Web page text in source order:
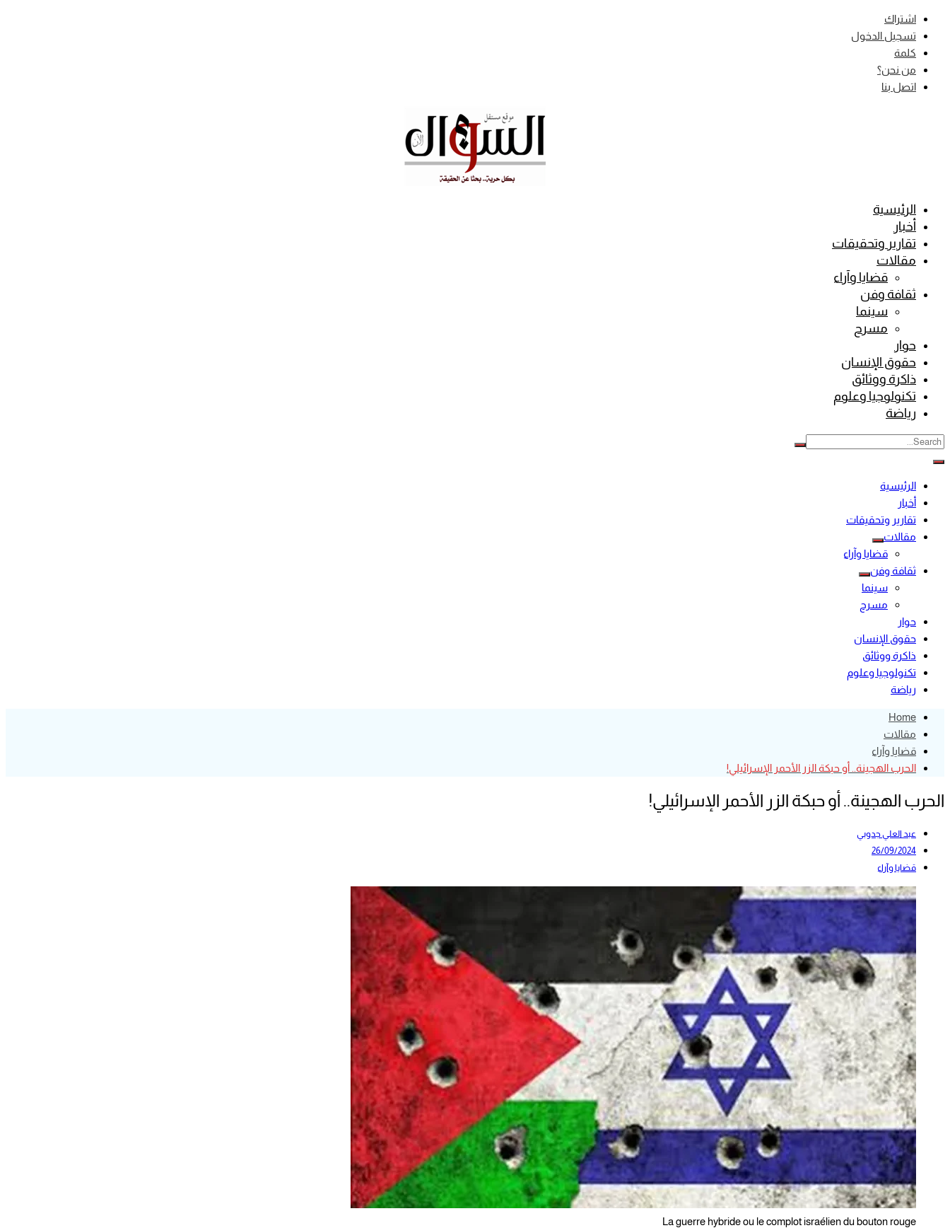
Skip
content
اشتراك
تسجيل الدخول
كلمة
من نحن؟
اتصل بنا
الرئيسية
أخبار
تقارير وتحقيقات
مقالات
قضايا وآراء
ثقافة وفن
سينما
مسرح
حوار
حقوق الإنسان
ذاكرة ووثائق
تكنولوجيا وعلوم
رياضة
الرئيسية
أخبار
تقارير وتحقيقات
مقالات
قضايا وآراء
ثقافة وفن
سينما
مسرح
حوار
حقوق الإنسان
ذاكرة ووثائق
تكنولوجيا وعلوم
رياضة
Home
مقالات
قضايا وآراء
الحرب الهجينة.. أو حبكة الزر الأحمر الإسرائيلي!
الحرب الهجينة.. أو حبكة الزر الأحمر الإسرائيلي!
عبد العلي جدوبي
26/09/2024
قضايا وآراء
La guerre hybride ou le complot israélien du bouton rouge